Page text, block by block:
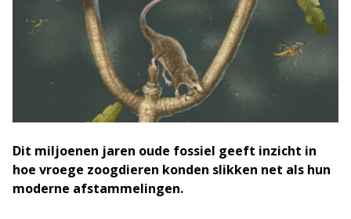
Dit miljoenen jaren oude fossiel geeft inzicht in
hoe vroege zoogdieren konden slikken net als hun
moderne afstammelingen.